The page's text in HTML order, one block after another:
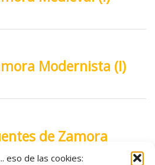
eso de las cookies: